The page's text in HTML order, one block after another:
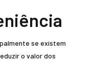
se existem
o valor dos